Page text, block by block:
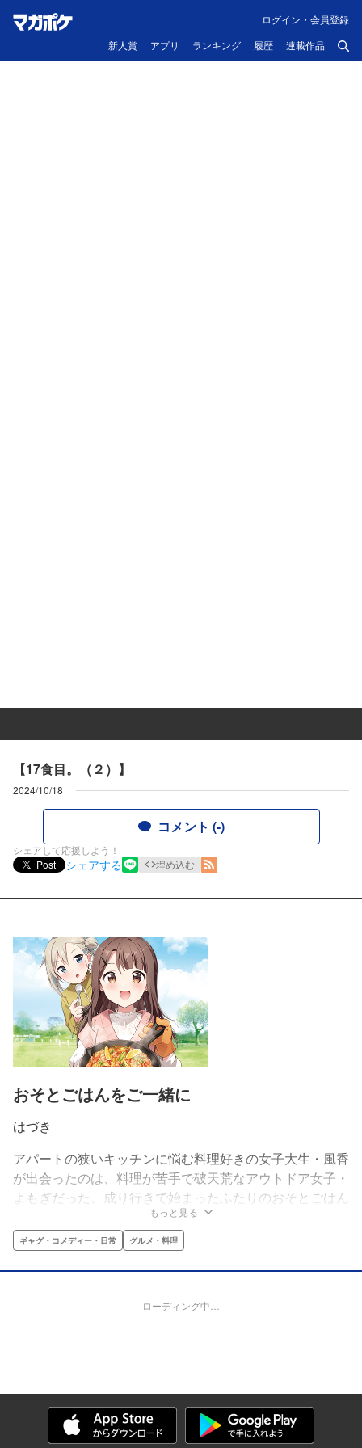
新人賞 アプリ ランキング 履歴 連載作品
ログイン・会員登録
【17食目。（２）】
2024/10/18
コメント (-)
シェアして応援しよう！
Post
シェアする 埋め込む
おそとごはんをご一緒に
はづき
アパートの狭いキッチンに悩む料理好きの女子大生・風香
が出会ったのは、料理が苦手で破天荒なアウトドア女子・
よもぎだった。成り行きで始まったふたりのおそとごはん
は、なんだかとっても温かくて…女ふたりの助け合いアウ
トドアグルメ漫画スタート！
もっと見る
ギャグ・コメディー・日常 グルメ・料理
ローディング中…